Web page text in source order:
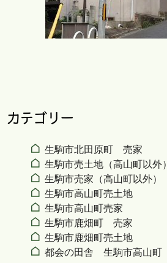
カテゴリー
生駒市北田原町 売家
生駒市売土地（高山町以外）
生駒市売家（高山町以外）
生駒市高山町売土地
生駒市高山町売家
生駒市鹿畑町 売家
生駒市鹿畑町売土地
都会の田舎 生駒市高山町